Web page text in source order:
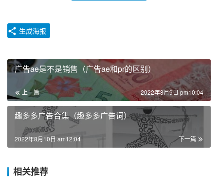
生成海报
广告ae是不是销售（广告ae和pr的区别）
上一篇 2022年8月9日 pm10:04
趣多多广告合集（趣多多广告词）
下一篇
2022年8月10日 am12:04
相关推荐